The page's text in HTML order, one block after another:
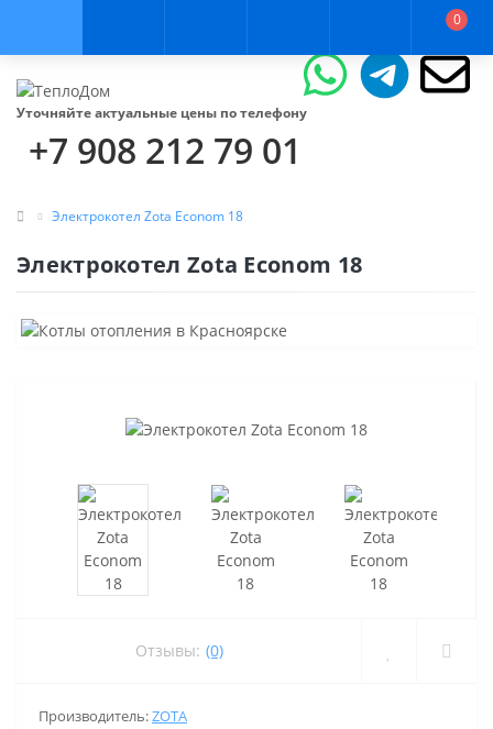
0
Уточняйте актуальные цены по телефону
+7 908 212 79 01
Электрокотел Zota Econom 18
Электрокотел Zota Econom 18
Отзывы: (0)
Производитель:ZOTA